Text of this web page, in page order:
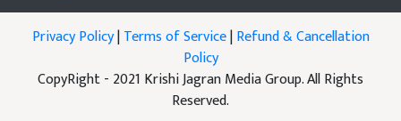
Privacy Policy|Terms of Service|Refund & Cancellation
Policy
CopyRight - 2021 Krishi Jagran Media Group. All Rights
Reserved.